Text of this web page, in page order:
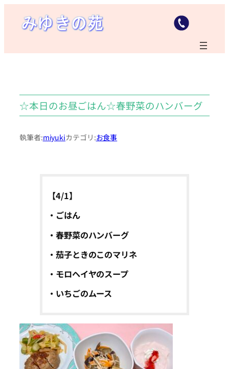
キ
☆本日のお昼ごはん☆春野菜のハンバーグ
執筆者:miyukiカテゴリ:お食事
【4/1】
・ごはん
・春野菜のハンバーグ
・茄子ときのこのマリネ
・モロヘイヤのスープ
・いちごのムース